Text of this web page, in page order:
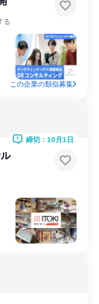
る
この企業の類似募集
締切：10月1日